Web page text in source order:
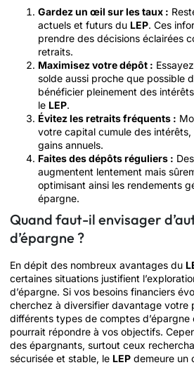
Gardez un œil sur les taux :
actuels et futurs du LEP. Ces
prendre des décisions éclairées
retraits.
Maximisez votre dépôt :
solde aussi proche que possible
bénéficier pleinement des
le LEP.
Évitez les retraits fréquents :
votre capital cumule des
gains annuels.
Faites des dépôts réguliers :
augmentent lentement mais
optimisant ainsi les rendements
épargne.
Quand faut-il envisager
d’épargne ?
En dépit des nombreux avantages du
certaines situations justifient
d’épargne. Si vos besoins financiers
cherchez à diversifier davantage votre
différents types de comptes d’épargne
pourrait répondre à vos objectifs.
des épargnants, surtout ceux
sécurisée et stable, le LEP demeure un